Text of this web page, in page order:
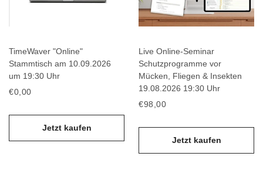
TimeWaver "Online"
Stammtisch am 10.09.2026
um 19:30 Uhr
€0,00
Jetzt kaufen
Live Online-Seminar
Schutzprogramme vor
Mücken, Fliegen & Insekten
19.08.2026 19:30 Uhr
€98,00
Jetzt kaufen